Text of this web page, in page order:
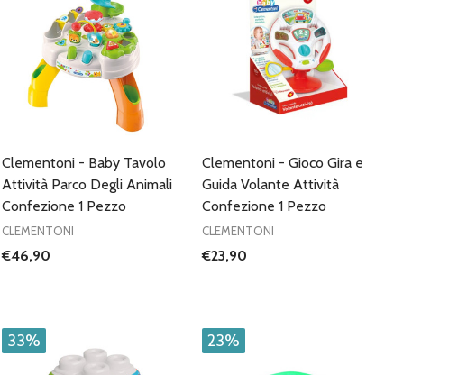
Clementoni - Baby Tavolo
Attività Parco Degli Animali
Confezione 1 Pezzo
CLEMENTONI
€46,90
Clementoni - Gioco Gira e
Guida Volante Attività
Confezione 1 Pezzo
CLEMENTONI
€23,90
33% 23%